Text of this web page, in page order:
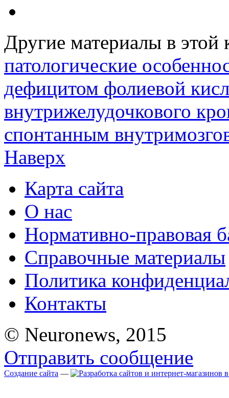
Другие материалы в этой
патологические
дефицитом фолиевой
внутрижелудочкового
спонтанным
Наверх
Карта сайта
О нас
Нормативно-правовая
Справочные материалы
Политика
Контакты
© Neuronews, 2015
Отправить сообщение
Создание сайта —